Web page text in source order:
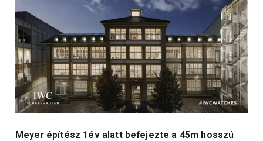
Meyer építész 1év alatt befejezte a 45m hosszú